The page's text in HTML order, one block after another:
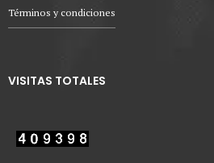
Términos y condiciones
VISITAS TOTALES